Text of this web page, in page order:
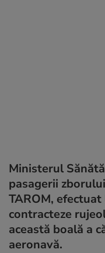
Ministerul
pasagerii
TAROM,
contracteze
această boală a
aeronavă.